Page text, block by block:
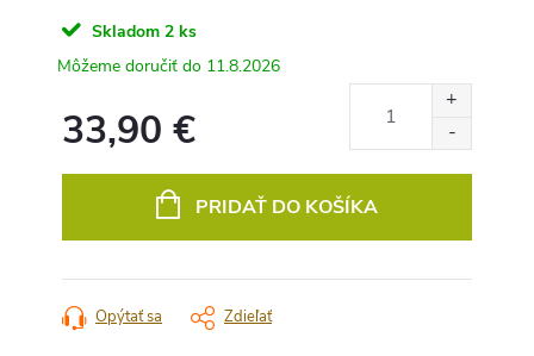
Skladom 2 ks
11.8.2026
33,90 €
PRIDAŤ DO KOŠÍKA
Opýtať sa Zdieľať